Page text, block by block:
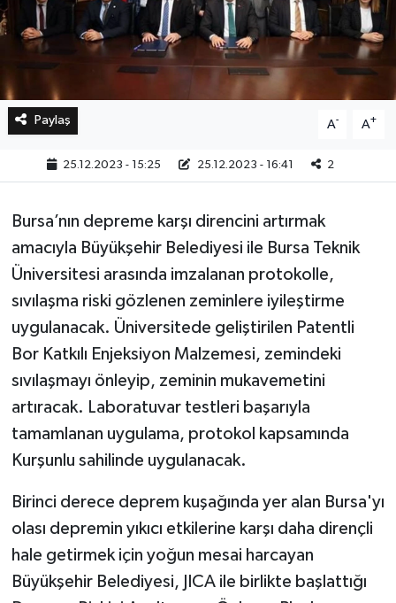
Paylaş A- A+
25.12.2023 - 15:25 25.12.2023 - 16:41 2
Bursa’nın depreme karşı direncini artırmak
amacıyla Büyükşehir Belediyesi ile Bursa Teknik
Üniversitesi arasında imzalanan protokolle,
sıvılaşma riski gözlenen zeminlere iyileştirme
uygulanacak. Üniversitede geliştirilen Patentli
Bor Katkılı Enjeksiyon Malzemesi, zemindeki
sıvılaşmayı önleyip, zeminin mukavemetini
artıracak. Laboratuvar testleri başarıyla
tamamlanan uygulama, protokol kapsamında
Kurşunlu sahilinde uygulanacak.
Birinci derece deprem kuşağında yer alan Bursa'yı
olası depremin yıkıcı etkilerine karşı daha dirençli
hale getirmek için yoğun mesai harcayan
Büyükşehir Belediyesi, JICA ile birlikte başlattığı